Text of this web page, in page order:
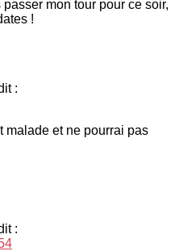
mon tour pour ce soir,
!
:
malade et ne pourrai pas
: